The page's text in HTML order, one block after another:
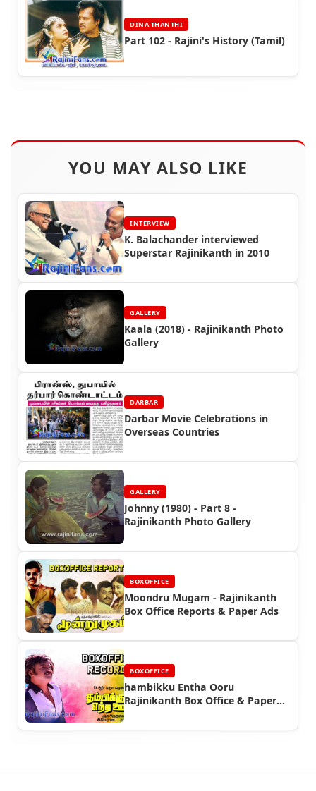
DINA THANTHI
Part 102 - Rajini's History (Tamil)
YOU MAY ALSO LIKE
INTERVIEW
K. Balachander interviewed
Superstar Rajinikanth in 2010
GALLERY
Kaala (2018) - Rajinikanth Photo
Gallery
DARBAR
Darbar Movie Celebrations in
Overseas Countries
GALLERY
Johnny (1980) - Part 8 -
Rajinikanth Photo Gallery
BOXOFFICE
Moondru Mugam - Rajinikanth
Box Office Reports & Paper Ads
BOXOFFICE
hambikku Entha Ooru
Rajinikanth Box Office & Paper